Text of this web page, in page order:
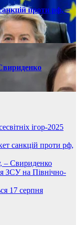
проти рф, –
ігор-2025
санкцій проти рф,
– Свириденко
ЗСУ на Північно-
17 серпня